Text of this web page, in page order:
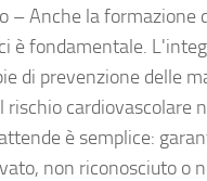
– Anche la formazione
è fondamentale.
di prevenzione delle
cardiovascolare
è semplice:
non riconosciuto o